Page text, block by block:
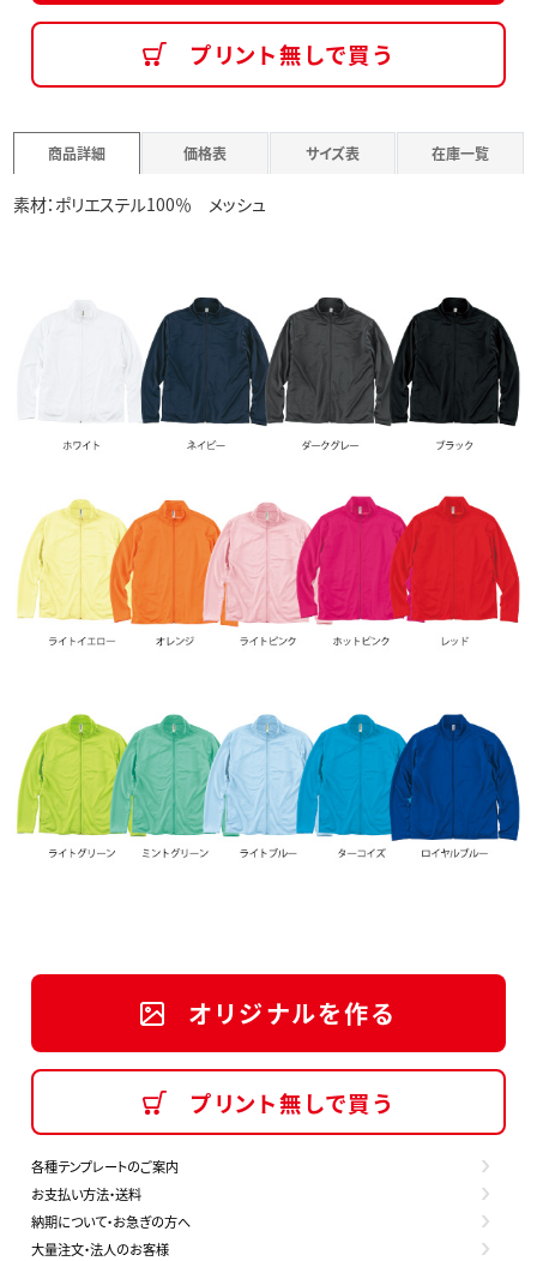
プリント無しで買う
商品詳細 価格表 サイズ表 在庫一覧
素材：ポリエステル100％ メッシュ
オリジナルを作る
プリント無しで買う
各種テンプレートのご案内
お支払い方法・送料
納期について・お急ぎの方へ
大量注文・法人のお客様